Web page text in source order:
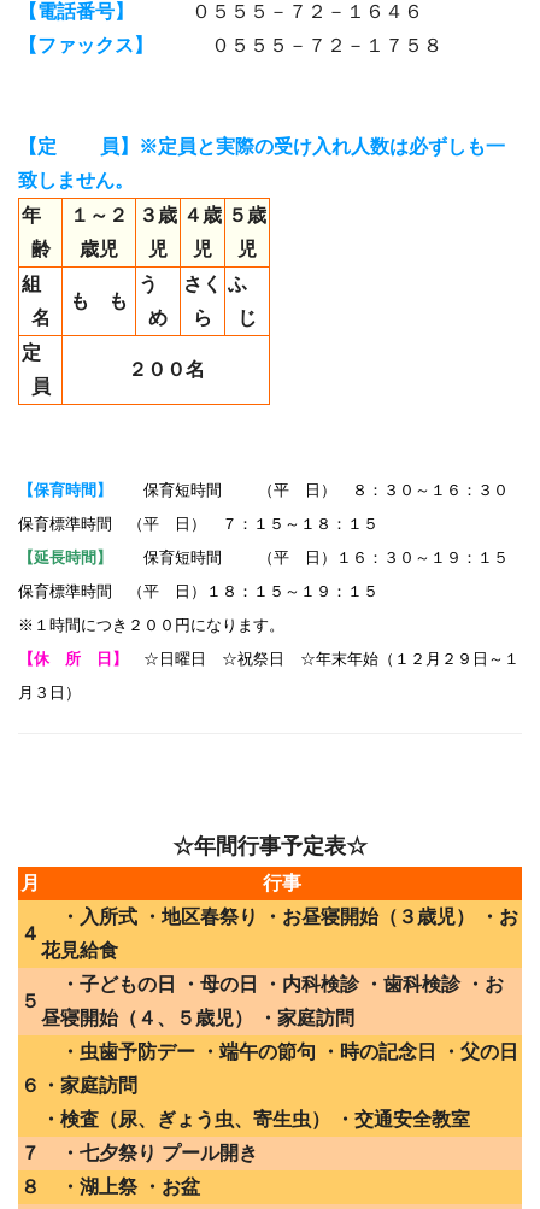
【電話番号】
０５５５－７２－１６４６
【ファックス】
０５５５－７２－１７５８
【定 員】※定員と実際の受け入れ人数は必ずしも一
致しません。
年
齢
１～２
歳児
３歳
児
４歳
児
５歳
児
組
名
も も
う
め
さく
ら
ふ
じ
定
員
２００名
【保育時間】
保育短時間 （平 日） ８：３０～１６：３０
保育標準時間 （平 日） ７：１５～１８：１５
【延長時間】
保育短時間 （平 日）１６：３０～１９：１５
保育標準時間 （平 日）１８：１５～１９：１５
※１時間につき２００円になります。
【休 所 日】
☆日曜日 ☆祝祭日 ☆年末年始（１２月２９日～１
月３日）
☆年間行事予定表☆
月 行事
４
・入所式 ・地区春祭り ・お昼寝開始（３歳児） ・お
花見給食
５
・子どもの日 ・母の日 ・内科検診 ・歯科検診 ・お
昼寝開始（４、５歳児） ・家庭訪問
６
・虫歯予防デー ・端午の節句 ・時の記念日 ・父の日
・家庭訪問
・検査（尿、ぎょう虫、寄生虫） ・交通安全教室
７
・七夕祭り プール開き
８
・湖上祭 ・お盆